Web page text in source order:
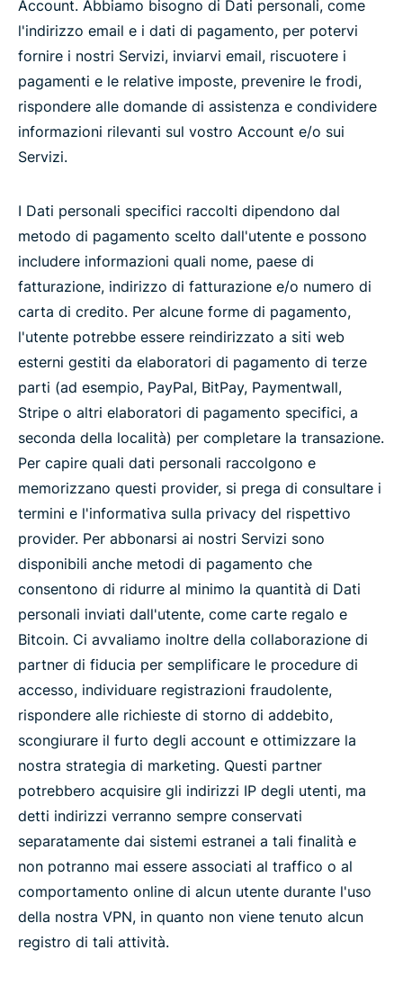
Account. Abbiamo bisogno di Dati personali, come
l'indirizzo email e i dati di pagamento, per potervi
fornire i nostri Servizi, inviarvi email, riscuotere i
pagamenti e le relative imposte, prevenire le frodi,
rispondere alle domande di assistenza e condividere
informazioni rilevanti sul vostro Account e/o sui
Servizi.
I Dati personali specifici raccolti dipendono dal
metodo di pagamento scelto dall'utente e possono
includere informazioni quali nome, paese di
fatturazione, indirizzo di fatturazione e/o numero di
carta di credito. Per alcune forme di pagamento,
l'utente potrebbe essere reindirizzato a siti web
esterni gestiti da elaboratori di pagamento di terze
parti (ad esempio, PayPal, BitPay, Paymentwall,
Stripe o altri elaboratori di pagamento specifici, a
seconda della località) per completare la transazione.
Per capire quali dati personali raccolgono e
memorizzano questi provider, si prega di consultare i
termini e l'informativa sulla privacy del rispettivo
provider. Per abbonarsi ai nostri Servizi sono
disponibili anche metodi di pagamento che
consentono di ridurre al minimo la quantità di Dati
personali inviati dall'utente, come carte regalo e
Bitcoin. Ci avvaliamo inoltre della collaborazione di
partner di fiducia per semplificare le procedure di
accesso, individuare registrazioni fraudolente,
rispondere alle richieste di storno di addebito,
scongiurare il furto degli account e ottimizzare la
nostra strategia di marketing. Questi partner
potrebbero acquisire gli indirizzi IP degli utenti, ma
detti indirizzi verranno sempre conservati
separatamente dai sistemi estranei a tali finalità e
non potranno mai essere associati al traffico o al
comportamento online di alcun utente durante l'uso
della nostra VPN, in quanto non viene tenuto alcun
registro di tali attività.